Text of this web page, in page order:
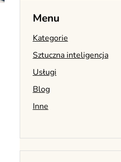
Menu
Kategorie
Sztuczna inteligencja
Usługi
Blog
Inne